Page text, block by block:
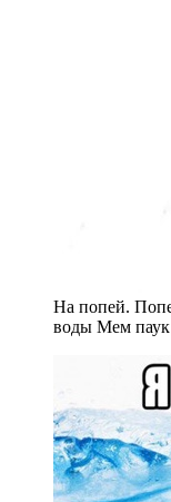
На попей.
воды Мем паук